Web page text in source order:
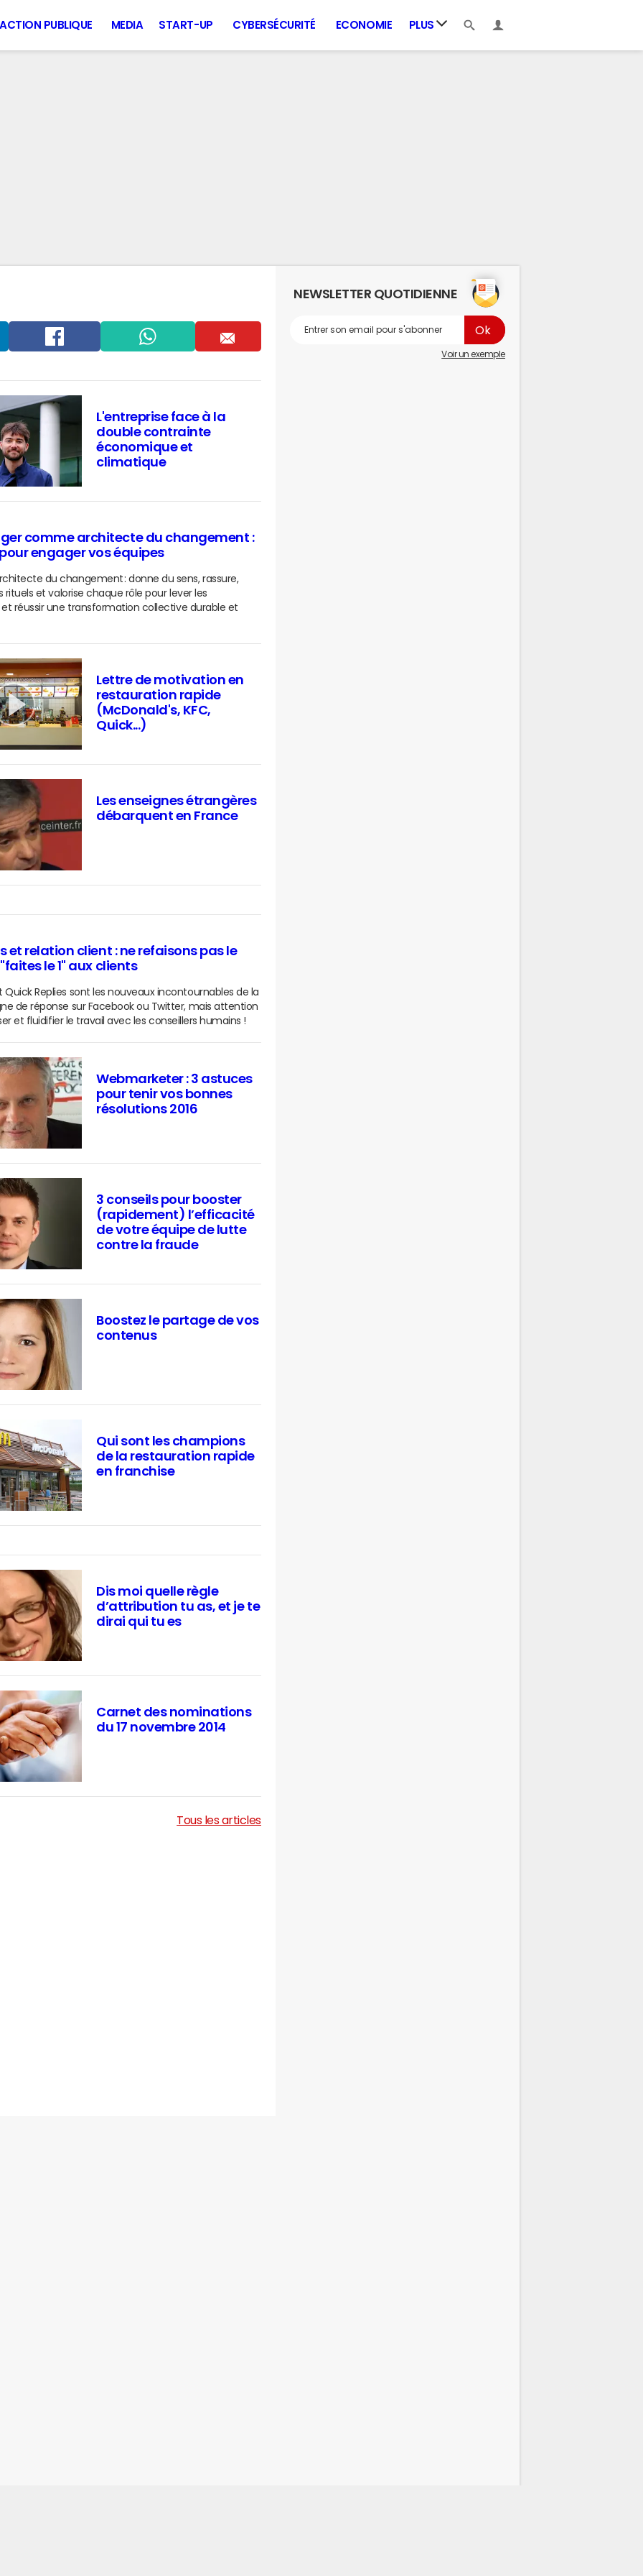
ACTION PUBLIQUE MEDIA START-UP CYBERSÉCURITÉ ECONOMIE PLUS
L'entreprise face à la
double contrainte
économique et
climatique
comme architecte du changement :
engager vos équipes
du changement : donne du sens, rassure,
rituels et valorise chaque rôle pour lever les
et réussir une transformation collective durable et
Lettre de motivation en
restauration rapide
(McDonald's, KFC,
Quick...)
Les enseignes étrangères
débarquent en France
et relation client : ne refaisons pas le
le 1" aux clients
Replies sont les nouveaux incontournables de la
de réponse sur Facebook ou Twitter, mais attention
et fluidifier le travail avec les conseillers humains !
Webmarketer : 3 astuces
pour tenir vos bonnes
résolutions 2016
3 conseils pour booster
(rapidement) l’efficacité
de votre équipe de lutte
contre la fraude
Boostez le partage de vos
contenus
Qui sont les champions
de la restauration rapide
en franchise
Dis moi quelle règle
d’attribution tu as, et je te
dirai qui tu es
Carnet des nominations
du 17 novembre 2014
Tous les articles
NEWSLETTER QUOTIDIENNE
Voir un exemple